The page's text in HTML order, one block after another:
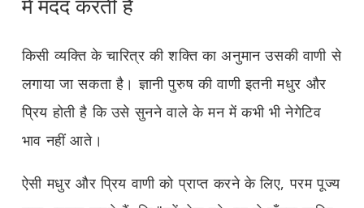
किसी व्यक्ति के चारित्र की शक्ति का अनुमान उसकी वाणी से
लगाया जा सकता है। ज्ञानी पुरुष की वाणी इतनी मधुर और
प्रिय होती है कि उसे सुनने वाले के मन में कभी भी नेगेटिव
भाव नहीं आते।
ऐसी मधुर और प्रिय वाणी को प्राप्त करने के लिए, परम पूज्य